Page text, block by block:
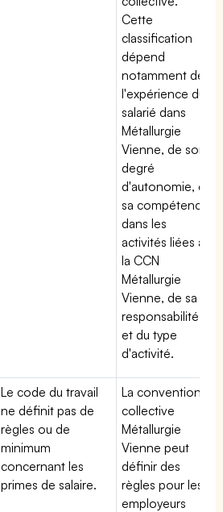
Cette
classification
dépend
notamment de
l'expérience du
salarié dans
Métallurgie
Vienne, de son
degré
d'autonomie, de
sa compétence
dans les
activités liées à
la CCN
Métallurgie
Vienne, de sa
responsabilité
et du type
d'activité.
Le code du travail
ne définit pas de
règles ou de
minimum
concernant les
primes de salaire.
La convention
collective
Métallurgie
Vienne peut
définir des
règles pour les
employeurs